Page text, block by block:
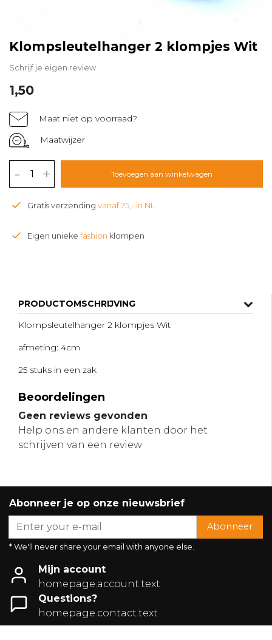
PRODUCTOMSCHRIJVING
Klompsleutelhanger 2 klompjes Wit
afmeting: 4cm
25 stuks in een zak
Beoordelingen
Geen reviews gevonden
Help ons en andere klanten door het
schrijven van een review
Klompsleutelhanger 2 klompjes Wit
Schrijf je eigen review
1,50
Maat niet op voorraad?
Maatwijzer
- + Toevoegen aan winkelwagen
Gratis verzending vanaf 75,- in NL
Eigen unieke fashion klompen
Abonneer je op onze nieuwsbrief
Abonneer
* We'll never share your email with anyone else.
Mijn account
homepage.account.text
Questions?
homepage.contact.text